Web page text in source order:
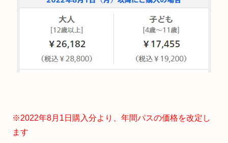
※2022年8月1日購入分より、年間パスの価格を改定し
ます